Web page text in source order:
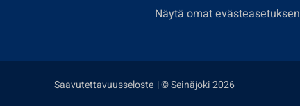
Näytä omat
Saavutettavuusseloste | © Seinäjoki 2026